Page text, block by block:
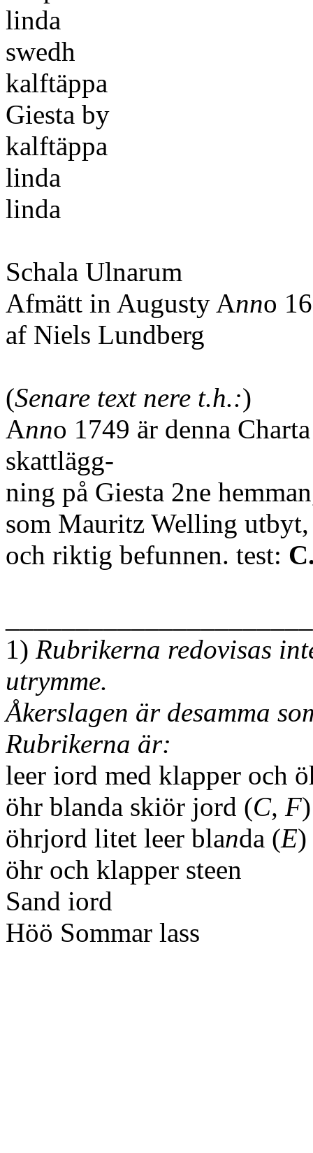
linda
swedh
kalftäppa
Giesta by
kalftäppa
linda
linda
Schala Ulnarum
Afmätt in Augusty Anno
af Niels Lundberg
(Senare text nere t.h.:)
Anno 1749 är denna
skattlägg-
ning på Giesta 2ne
som Mauritz Welling
och riktig befunnen. test:
1) Rubrikerna redovisas
utrymme.
Åkerslagen är desamma
Rubrikerna är:
leer iord med klapper och
öhr blanda skiör jord (C, F)
öhrjord litet leer blanda (E)
öhr och klapper steen
Sand iord
Höö Sommar lass